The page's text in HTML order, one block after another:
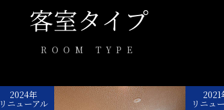
客室タイプ
ROOM TYPE
2024年
リニューアル
2021
リニュ